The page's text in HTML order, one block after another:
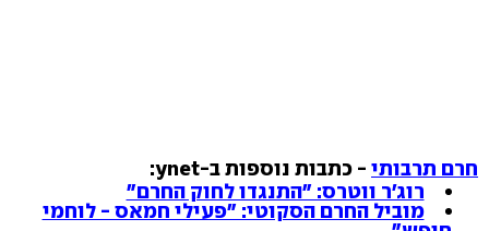
חרם תרבותי - כתבות נוספות ב-ynet:
רוג'ר ווטרס: "התנגדו לחוק החרם"
מוביל החרם הסקוטי: "פעילי חמאס - לוחמי